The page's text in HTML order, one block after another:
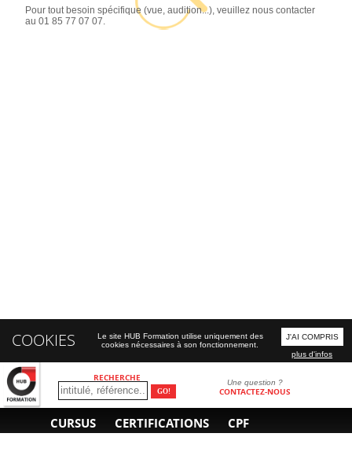
RECHERCHE Une question ?
CONTACTEZ-NOUS
CURSUS CERTIFICATIONS CPF
Pour tout besoin spécifique (vue, audition...), veuillez nous contacter
au 01 85 77 07 07.
COOKIES
Le site HUB Formation utilise uniquement des
cookies nécessaires à son fonctionnement.
J'AI COMPRIS
plus d'infos